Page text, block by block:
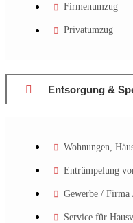
Firmenumzug
Privatumzug
Wohnungen,
Entrümpelung
Gewerbe /
Service für